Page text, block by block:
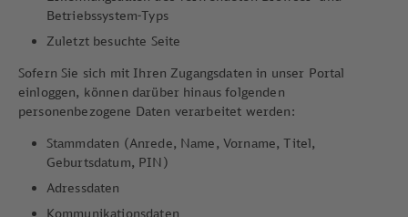
Betriebssystem-Typs
Zuletzt besuchte Seite
Sofern Sie sich mit Ihren Zugangsdaten in unser Portal
einloggen, können darüber hinaus folgenden
personenbezogene Daten verarbeitet werden:
Stammdaten (Anrede, Name, Vorname, Titel,
Geburtsdatum, PIN)
Adressdaten
Kommunikationsdaten